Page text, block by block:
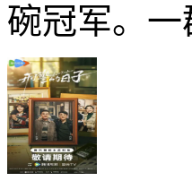
碗冠军。